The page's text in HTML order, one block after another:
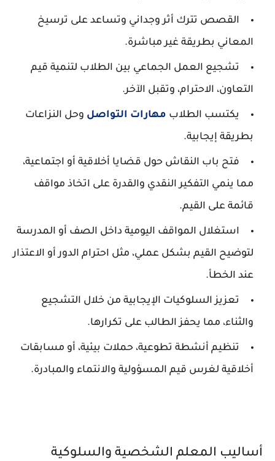
القصص تترك أثر وجداني وتساعد على ترسيخ
المعاني بطريقة غير مباشرة.
تشجيع العمل الجماعي بين الطلاب لتنمية قيم
التعاون، الاحترام، وتقبل الآخر.
يكتسب الطلاب مهارات التواصل وحل النزاعات
بطريقة إيجابية.
فتح باب النقاش حول قضايا أخلاقية أو اجتماعية،
مما ينمي التفكير النقدي والقدرة على اتخاذ مواقف
قائمة على القيم.
استغلال المواقف اليومية داخل الصف أو المدرسة
لتوضيح القيم بشكل عملي، مثل احترام الدور أو الاعتذار
عند الخطأ.
تعزيز السلوكيات الإيجابية من خلال التشجيع
والثناء، مما يحفز الطالب على تكرارها.
تنظيم أنشطة تطوعية، حملات بيئية، أو مسابقات
أخلاقية لغرس قيم المسؤولية والانتماء والمبادرة.
أساليب المعلم الشخصية والسلوكية